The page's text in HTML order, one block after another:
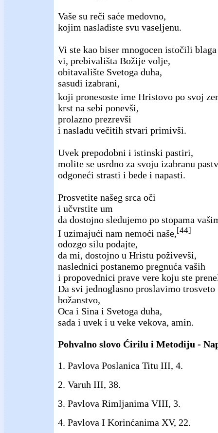
Vaše su reči saće medovno,
kojim nasladiste svu vaseljenu.
Vi ste kao biser mnogocen istočili
vi, prebivališta Božije volje,
obitavalište Svetoga duha,
sasudi izabrani,
koji pronesoste ime Hristovo po svoj
krst na sebi ponevši,
prolazno prezrevši
i nasladu večitih stvari primivši.
Uvek prepodobni i istinski pastiri,
molite se usrdno za svoju izabranu
odgoneći strasti i bede i napasti.
Prosvetite našeg srca oči
i učvrstite um
da dostojno sledujemo po stopama
I uzimajući nam nemoći naše, [44]
odozgo silu podajte,
da mi, dostojno u Hristu poživevši,
naslednici postanemo pregnuća vaših
i propovednici prave vere koju ste
Da svi jednoglasno proslavimo trosveto
božanstvo,
Oca i Sina i Svetoga duha,
sada i uvek i u veke vekova, amin.
Pohvalno slovo Ćirilu i Metodiju -
1. Pavlova Poslanica Titu III, 4.
2. Varuh III, 38.
3. Pavlova Rimljanima VIII, 3.
4. Pavlova I Korinćanima XV, 22.